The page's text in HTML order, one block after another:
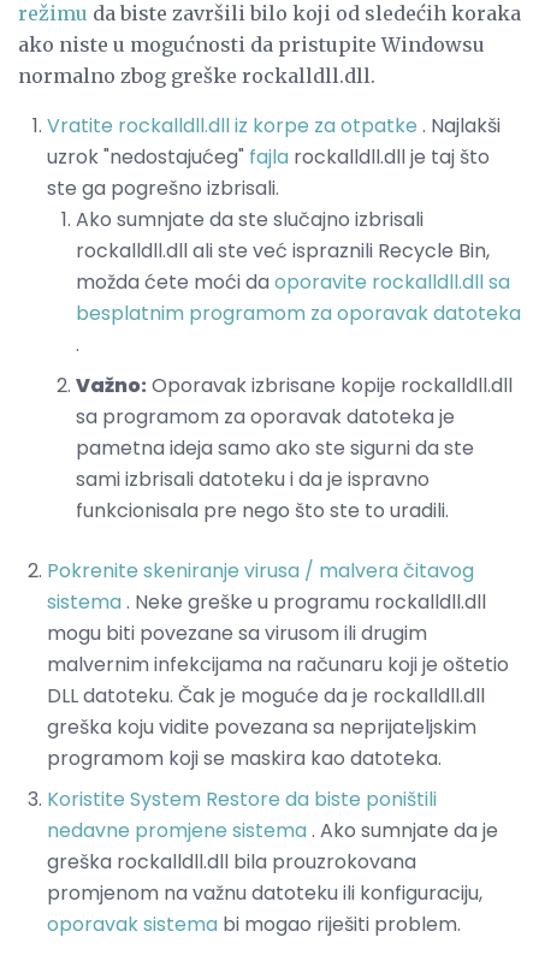
režimu da biste završili bilo koji od sledećih koraka
ako niste u mogućnosti da pristupite Windowsu
normalno zbog greške rockalldll.dll.
Vratite rockalldll.dll iz korpe za otpatke . Najlakši
uzrok "nedostajućeg" fajla rockalldll.dll je taj što
ste ga pogrešno izbrisali.
Ako sumnjate da ste slučajno izbrisali
rockalldll.dll ali ste već ispraznili Recycle Bin,
možda ćete moći da oporavite rockalldll.dll sa
besplatnim programom za oporavak datoteka
.
Važno: Oporavak izbrisane kopije rockalldll.dll
sa programom za oporavak datoteka je
pametna ideja samo ako ste sigurni da ste
sami izbrisali datoteku i da je ispravno
funkcionisala pre nego što ste to uradili.
Pokrenite skeniranje virusa / malvera čitavog
sistema. Neke greške u programu rockalldll.dll
mogu biti povezane sa virusom ili drugim
malvernim infekcijama na računaru koji je oštetio
DLL datoteku. Čak je moguće da je rockalldll.dll
greška koju vidite povezana sa neprijateljskim
programom koji se maskira kao datoteka.
Koristite System Restore da biste poništili
nedavne promjene sistema. Ako sumnjate da je
greška rockalldll.dll bila prouzrokovana
promjenom na važnu datoteku ili konfiguraciju,
oporavak sistema bi mogao riješiti problem.